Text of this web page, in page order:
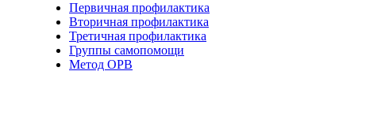
Первичная профилактика
Вторичная профилактика
Третичная профилактика
Группы самопомощи
Метод ОРВ